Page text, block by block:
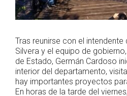
Tras reunirse con el
Silvera y el equipo de
de Estado, Germán Cardoso
interior del departamento,
hay importantes proyectos
En horas de la tarde del